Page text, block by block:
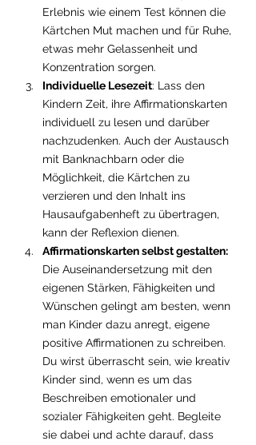
Erlebnis wie einem Test können die
Kärtchen Mut machen und für Ruhe,
etwas mehr Gelassenheit und
Konzentration sorgen.
Individuelle Lesezeit: Lass den
Kindern Zeit, ihre Affirmationskarten
individuell zu lesen und darüber
nachzudenken. Auch der Austausch
mit Banknachbarn oder die
Möglichkeit, die Kärtchen zu
verzieren und den Inhalt ins
Hausaufgabenheft zu übertragen,
kann der Reflexion dienen.
Affirmationskarten selbst gestalten:
Die Auseinandersetzung mit den
eigenen Stärken, Fähigkeiten und
Wünschen gelingt am besten, wenn
man Kinder dazu anregt, eigene
positive Affirmationen zu schreiben.
Du wirst überrascht sein, wie kreativ
Kinder sind, wenn es um das
Beschreiben emotionaler und
sozialer Fähigkeiten geht. Begleite
sie dabei und achte darauf, dass